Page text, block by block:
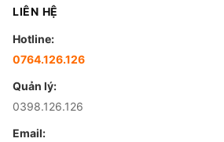
LIÊN HỆ
Hotline:
0764.126.126
Quản lý:
0398.126.126
Email: